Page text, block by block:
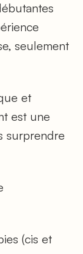
seulement
et
est une
surprendre
(cis et